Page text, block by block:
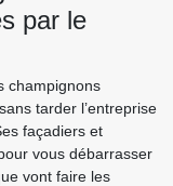
par le
champignons
tarder l’entreprise
façadiers et
vous débarrasser
vont faire les